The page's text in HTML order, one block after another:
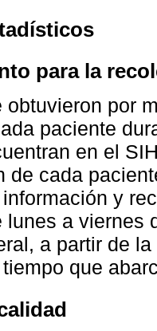
para la
obtuvieron por
paciente
en el
de cada
y
lunes a viernes
a partir de
que